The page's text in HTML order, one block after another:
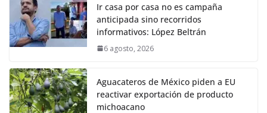
Ir casa por casa no es campaña
anticipada sino recorridos
informativos: López Beltrán
6 agosto, 2026
Aguacateros de México piden a EU
reactivar exportación de producto
michoacano